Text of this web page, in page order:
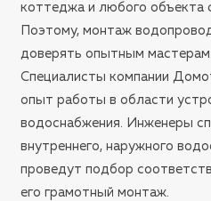
коттеджа и любого объекта
Поэтому, монтаж
доверять опытным мастерам.
Специалисты компании
опыт работы в области
водоснабжения. Инженеры
внутреннего, наружного
проведут подбор
его грамотный монтаж.